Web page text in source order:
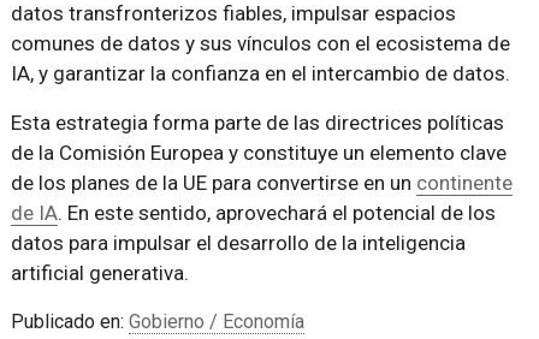
datos transfronterizos fiables, impulsar espacios
comunes de datos y sus vínculos con el ecosistema de
IA, y garantizar la confianza en el intercambio de datos.
Esta estrategia forma parte de las directrices políticas
de la Comisión Europea y constituye un elemento clave
de los planes de la UE para convertirse en un continente
de IA. En este sentido, aprovechará el potencial de los
datos para impulsar el desarrollo de la inteligencia
artificial generativa.
Publicado en: Gobierno / Economía